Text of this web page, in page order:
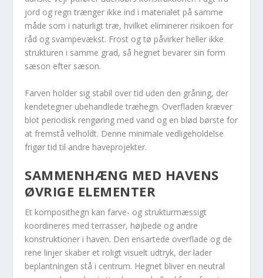
jord og regn trænger ikke ind i materialet på samme
måde som i naturligt træ, hvilket eliminerer risikoen for
råd og svampevækst. Frost og tø påvirker heller ikke
strukturen i samme grad, så hegnet bevarer sin form
sæson efter sæson.
Farven holder sig stabil over tid uden den gråning, der
kendetegner ubehandlede træhegn. Overfladen kræver
blot periodisk rengøring med vand og en blød børste for
at fremstå velholdt. Denne minimale vedligeholdelse
frigør tid til andre haveprojekter.
SAMMENHÆNG MED HAVENS
ØVRIGE ELEMENTER
Et komposithegn kan farve- og strukturmæssigt
koordineres med terrasser, højbede og andre
konstruktioner i haven. Den ensartede overflade og de
rene linjer skaber et roligt visuelt udtryk, der lader
beplantningen stå i centrum. Hegnet bliver en neutral